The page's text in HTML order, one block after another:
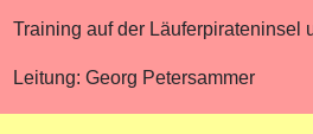
Training auf der Läuferpirateninsel
Leitung: Georg Petersammer